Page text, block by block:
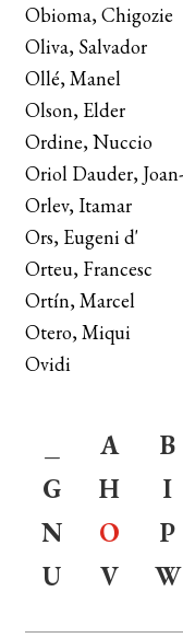
Obioma, Chigozie
Oliva, Salvador
Ollé, Manel
Olson, Elder
Ordine, Nuccio
Oriol Dauder,
Orlev, Itamar
Ors, Eugeni d'
Orteu, Francesc
Ortín, Marcel
Otero, Miqui
Ovidi
A B
G
H I
N
O P
U
V W